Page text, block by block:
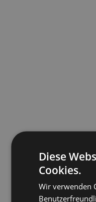
Die Kirche - ein
Transnistrien
Diese
Cookies.
Wir verwenden